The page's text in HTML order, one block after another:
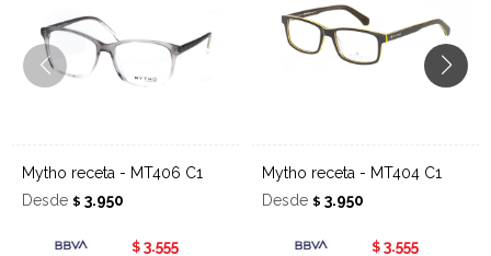
Mytho receta - MT406 C1
Desde $ 3.950
$ 3.555
Mytho receta - MT404 C1
Desde $ 3.950
$ 3.555